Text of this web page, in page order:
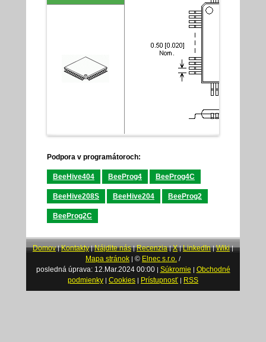
Podpora v programátoroch:
BeeHive404 BeeProg4 BeeProg4C
BeeHive208S BeeHive204 BeeProg2
BeeProg2C
Domov|Kontakty|Nájdite nás|Recenzia|X|LinkedIn|Wiki|
Mapa stránok | © Elnec s.r.o. /
posledná úprava: 12.Mar.2024 00:00| Súkromie | Obchodné
podmienky | Cookies | Prístupnosť | RSS